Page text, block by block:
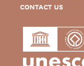
CONTACT US